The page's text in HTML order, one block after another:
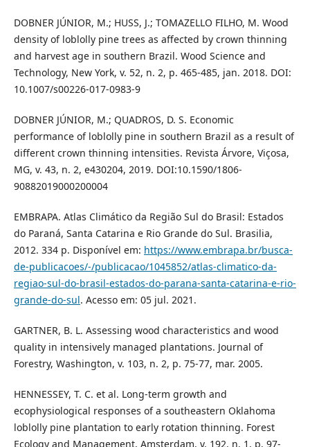
DOBNER JÚNIOR, M.; HUSS, J.; TOMAZELLO FILHO, M. Wood
density of loblolly pine trees as affected by crown thinning
and harvest age in southern Brazil. Wood Science and
Technology, New York, v. 52, n. 2, p. 465-485, jan. 2018. DOI:
10.1007/s00226-017-0983-9
DOBNER JÚNIOR, M.; QUADROS, D. S. Economic
performance of loblolly pine in southern Brazil as a result of
different crown thinning intensities. Revista Árvore, Viçosa,
MG, v. 43, n. 2, e430204, 2019. DOI:10.1590/1806-
90882019000200004
EMBRAPA. Atlas Climático da Região Sul do Brasil: Estados
do Paraná, Santa Catarina e Rio Grande do Sul. Brasilia,
2012. 334 p. Disponível em: https://www.embrapa.br/busca-
de-publicacoes/-/publicacao/1045852/atlas-climatico-da-
regiao-sul-do-brasil-estados-do-parana-santa-catarina-e-rio-
grande-do-sul. Acesso em: 05 jul. 2021.
GARTNER, B. L. Assessing wood characteristics and wood
quality in intensively managed plantations. Journal of
Forestry, Washington, v. 103, n. 2, p. 75-77, mar. 2005.
HENNESSEY, T. C. et al. Long-term growth and
ecophysiological responses of a southeastern Oklahoma
loblolly pine plantation to early rotation thinning. Forest
Ecology and Management, Amsterdam, v. 192, n. 1, p. 97-